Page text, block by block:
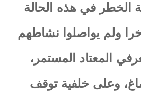
الخطر في هذه الحالة
ولم يواصلوا نشاطهم
المعتاد المستمر،
وعلى خلفية توقف